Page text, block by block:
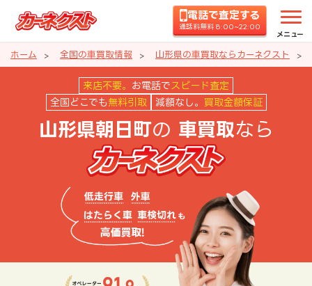
電話で査定する
通話料無料 8:00~22:00
メニュー
ホーム 全国の車買取情報 山形県の車買取ならカーネクスト
山形県朝日町の車買取ならカー
来店不要。 お電話で スピード査定
全国どこでも 無料引取 減額なし。 買取金額保証
山形県朝日町の 車買取なら